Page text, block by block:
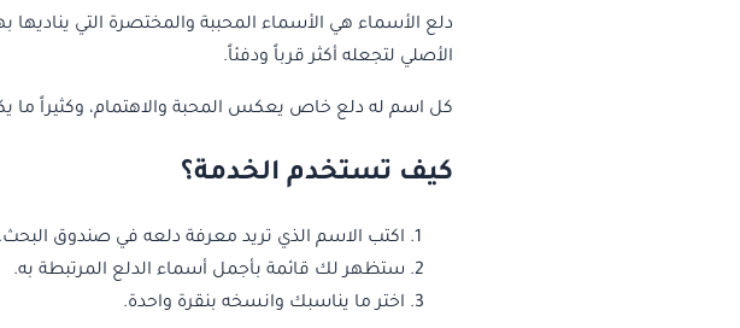
دلع الأسماء هي الأسماء المحببة والمختصرة التي
الأصلي لتجعله أكثر قرباً ودفئاً.
كل اسم له دلع خاص يعكس المحبة والاهتمام، وكثيراً
كيف تستخدم الخدمة؟
اكتب الاسم الذي تريد معرفة دلعه في صندوق البحث.
ستظهر لك قائمة بأجمل أسماء الدلع المرتبطة به.
اختر ما يناسبك وانسخه بنقرة واحدة.